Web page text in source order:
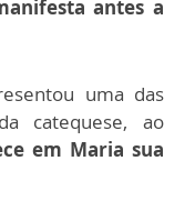
antes a
uma das
catequese, ao
em Maria sua